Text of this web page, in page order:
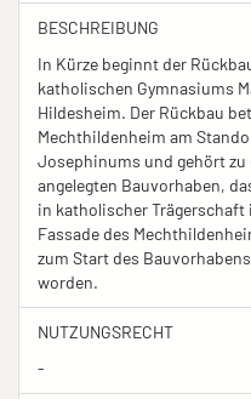
BESCHREIBUNG
In Kürze beginnt der
katholischen Gymnasiums
Hildesheim. Der Rückbau
Mechthildenheim am
Josephinums und gehört
angelegten Bauvorhaben,
in katholischer
Fassade des
zum Start des
worden.
NUTZUNGSRECHT
-